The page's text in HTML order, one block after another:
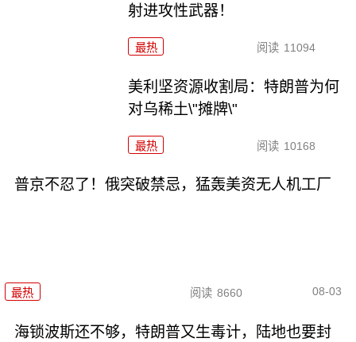
射进攻性武器！
最热 阅读 11094
美利坚资源收割局：特朗普为何
对乌稀土\"摊牌\"
最热 阅读 10168
普京不忍了！俄突破禁忌，猛轰美资无人机工厂
最热 阅读 8660 08-03
海锁波斯还不够，特朗普又生毒计，陆地也要封